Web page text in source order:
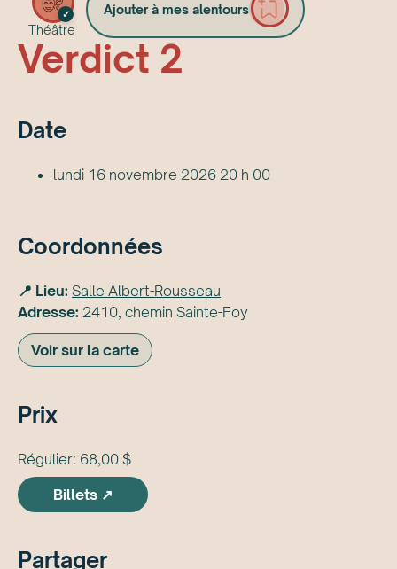
✓
Théâtre
Ajouter à mes alentours
Verdict 2
Date
lundi 16 novembre 2026 20 h 00
Coordonnées
📍 Lieu: Salle Albert-Rousseau
Adresse: 2410, chemin Sainte-Foy
Voir sur la carte
Prix
Régulier: 68,00 $
Billets ↗
Partager